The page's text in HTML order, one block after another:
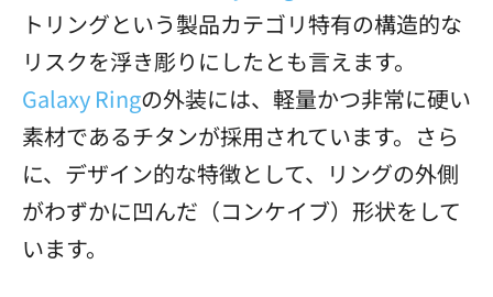
トリングという製品カテゴリ特有の構造的な
リスクを浮き彫りにしたとも言えます。
Galaxy Ringの外装には、軽量かつ非常に硬い
素材であるチタンが採用されています。さら
に、デザイン的な特徴として、リングの外側
がわずかに凹んだ（コンケイブ）形状をして
います。